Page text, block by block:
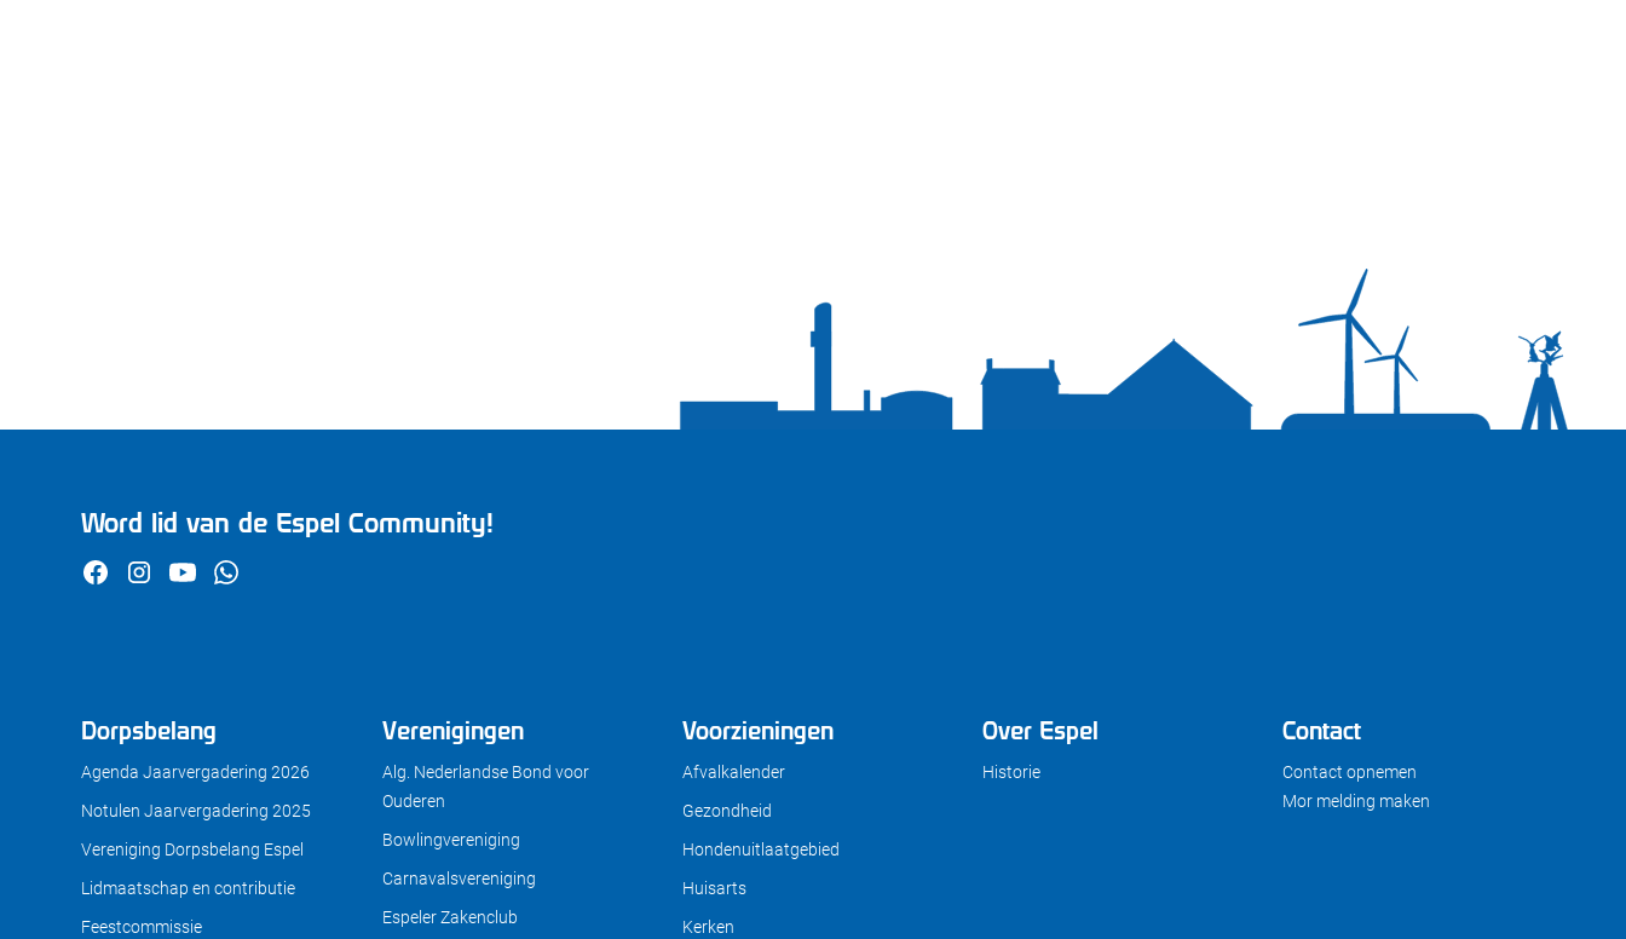
Word lid van de Espel Community!
Dorpsbelang
Agenda Jaarvergadering 2026
Notulen Jaarvergadering 2025
Vereniging Dorpsbelang Espel
Lidmaatschap en contributie
Feestcommissie
Verenigingen
Alg. Nederlandse Bond voor
Ouderen
Bowlingvereniging
Carnavalsvereniging
Espeler Zakenclub
Voorzieningen
Afvalkalender
Gezondheid
Hondenuitlaatgebied
Huisarts
Kerken
Over Espel
Historie
Contact
Contact opnemen
Mor melding maken